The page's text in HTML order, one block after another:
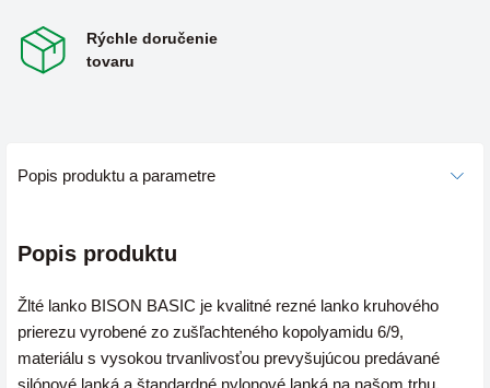
Rýchle doručenie
tovaru
Popis produktu a parametre
Popis produktu
Žlté lanko BISON BASIC je kvalitné rezné lanko kruhového
prierezu vyrobené zo zušľachteného kopolyamidu 6/9,
materiálu s vysokou trvanlivosťou prevyšujúcou predávané